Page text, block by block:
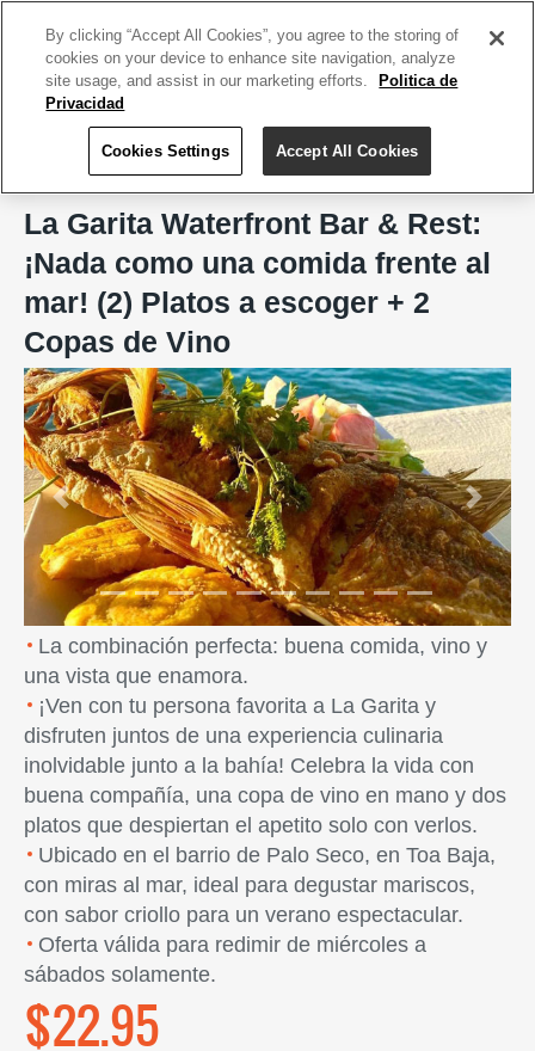
La Garita Waterfront Bar & Rest, Toa Baja
La Garita Waterfront Bar & Rest:
¡Nada como una comida frente al
mar! (2) Platos a escoger + 2
Copas de Vino
Previous Next
La combinación perfecta: buena comida, vino y
una vista que enamora.
¡Ven con tu persona favorita a La Garita y
disfruten juntos de una experiencia culinaria
inolvidable junto a la bahía! Celebra la vida con
buena compañía, una copa de vino en mano y dos
platos que despiertan el apetito solo con verlos.
Ubicado en el barrio de Palo Seco, en Toa Baja,
con miras al mar, ideal para degustar mariscos,
con sabor criollo para un verano espectacular.
Oferta válida para redimir de miércoles a
sábados solamente.
$22.95
By clicking “Accept All Cookies”, you agree to the storing of
cookies on your device to enhance site navigation, analyze
site usage, and assist in our marketing efforts.
Politica de
Privacidad
Cookies Settings Accept All Cookies